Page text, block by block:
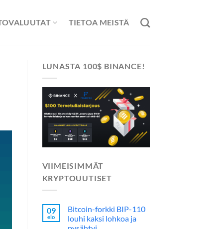
TIETOA MEISTÄ
LUNASTA 100$ BINANCE!
VIIMEISIMMÄT
KRYPTOUUTISET
09
elo
Bitcoin-forkki BIP-110
louhi kaksi lohkoa ja